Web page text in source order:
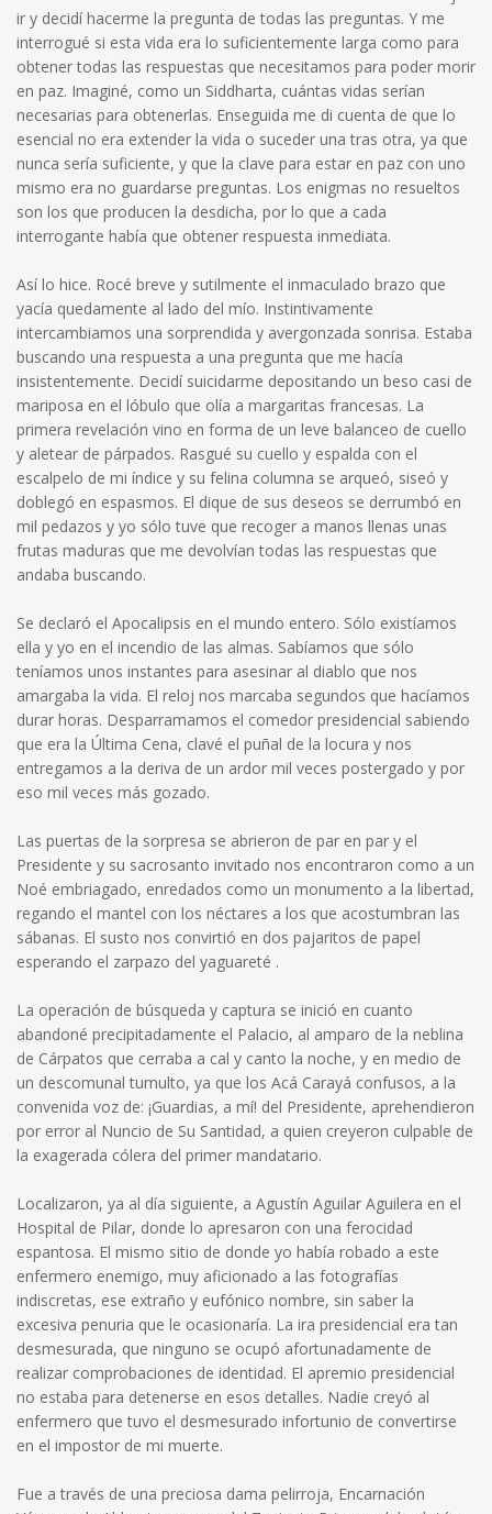
ir y decidí hacerme la pregunta de todas las preguntas. Y me
interrogué si esta vida era lo suficientemente larga como para
obtener todas las respuestas que necesitamos para poder morir
en paz. Imaginé, como un Siddharta, cuántas vidas serían
necesarias para obtenerlas. Enseguida me di cuenta de que lo
esencial no era extender la vida o suceder una tras otra, ya que
nunca sería suficiente, y que la clave para estar en paz con uno
mismo era no guardarse preguntas. Los enigmas no resueltos
son los que producen la desdicha, por lo que a cada
interrogante había que obtener respuesta inmediata.
Así lo hice. Rocé breve y sutilmente el inmaculado brazo que
yacía quedamente al lado del mío. Instintivamente
intercambiamos una sorprendida y avergonzada sonrisa. Estaba
buscando una respuesta a una pregunta que me hacía
insistentemente. Decidí suicidarme depositando un beso casi de
mariposa en el lóbulo que olía a margaritas francesas. La
primera revelación vino en forma de un leve balanceo de cuello
y aletear de párpados. Rasgué su cuello y espalda con el
escalpelo de mi índice y su felina columna se arqueó, siseó y
doblegó en espasmos. El dique de sus deseos se derrumbó en
mil pedazos y yo sólo tuve que recoger a manos llenas unas
frutas maduras que me devolvían todas las respuestas que
andaba buscando.
Se declaró el Apocalipsis en el mundo entero. Sólo existíamos
ella y yo en el incendio de las almas. Sabíamos que sólo
teníamos unos instantes para asesinar al diablo que nos
amargaba la vida. El reloj nos marcaba segundos que hacíamos
durar horas. Desparramamos el comedor presidencial sabiendo
que era la Última Cena, clavé el puñal de la locura y nos
entregamos a la deriva de un ardor mil veces postergado y por
eso mil veces más gozado.
Las puertas de la sorpresa se abrieron de par en par y el
Presidente y su sacrosanto invitado nos encontraron como a un
Noé embriagado, enredados como un monumento a la libertad,
regando el mantel con los néctares a los que acostumbran las
sábanas. El susto nos convirtió en dos pajaritos de papel
esperando el zarpazo del yaguareté .
La operación de búsqueda y captura se inició en cuanto
abandoné precipitadamente el Palacio, al amparo de la neblina
de Cárpatos que cerraba a cal y canto la noche, y en medio de
un descomunal tumulto, ya que los Acá Carayá confusos, a la
convenida voz de: ¡Guardias, a mí! del Presidente, aprehendieron
por error al Nuncio de Su Santidad, a quien creyeron culpable de
la exagerada cólera del primer mandatario.
Localizaron, ya al día siguiente, a Agustín Aguilar Aguilera en el
Hospital de Pilar, donde lo apresaron con una ferocidad
espantosa. El mismo sitio de donde yo había robado a este
enfermero enemigo, muy aficionado a las fotografías
indiscretas, ese extraño y eufónico nombre, sin saber la
excesiva penuria que le ocasionaría. La ira presidencial era tan
desmesurada, que ninguno se ocupó afortunadamente de
realizar comprobaciones de identidad. El apremio presidencial
no estaba para detenerse en esos detalles. Nadie creyó al
enfermero que tuvo el desmesurado infortunio de convertirse
en el impostor de mi muerte.
Fue a través de una preciosa dama pelirroja, Encarnación